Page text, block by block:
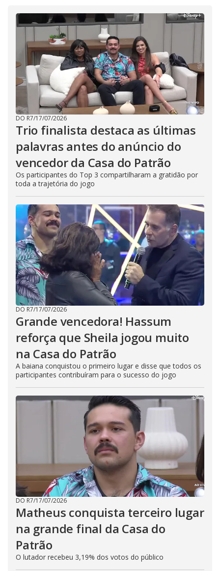
DO R7/17/07/2026
Trio finalista destaca as últimas
palavras antes do anúncio do
vencedor da Casa do Patrão
Os participantes do Top 3 compartilharam a gratidão por
toda a trajetória do jogo
DO R7/17/07/2026
Grande vencedora! Hassum
reforça que Sheila jogou muito
na Casa do Patrão
A baiana conquistou o primeiro lugar e disse que todos os
participantes contribuíram para o sucesso do jogo
DO R7/17/07/2026
Matheus conquista terceiro lugar
na grande final da Casa do
Patrão
O lutador recebeu 3,19% dos votos do público